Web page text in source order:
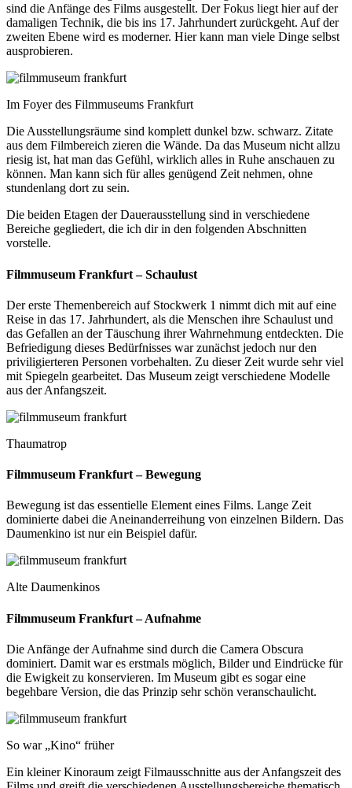
sind die Anfänge des Films ausgestellt. Der Fokus liegt hier auf der
damaligen Technik, die bis ins 17. Jahrhundert zurückgeht. Auf der
zweiten Ebene wird es moderner. Hier kann man viele Dinge selbst
ausprobieren.
Im Foyer des Filmmuseums Frankfurt
Die Ausstellungsräume sind komplett dunkel bzw. schwarz. Zitate
aus dem Filmbereich zieren die Wände. Da das Museum nicht allzu
riesig ist, hat man das Gefühl, wirklich alles in Ruhe anschauen zu
können. Man kann sich für alles genügend Zeit nehmen, ohne
stundenlang dort zu sein.
Die beiden Etagen der Dauerausstellung sind in verschiedene
Bereiche gegliedert, die ich dir in den folgenden Abschnitten
vorstelle.
Filmmuseum Frankfurt – Schaulust
Der erste Themenbereich auf Stockwerk 1 nimmt dich mit auf eine
Reise in das 17. Jahrhundert, als die Menschen ihre Schaulust und
das Gefallen an der Täuschung ihrer Wahrnehmung entdeckten. Die
Befriedigung dieses Bedürfnisses war zunächst jedoch nur den
priviligierteren Personen vorbehalten. Zu dieser Zeit wurde sehr viel
mit Spiegeln gearbeitet. Das Museum zeigt verschiedene Modelle
aus der Anfangszeit.
Thaumatrop
Filmmuseum Frankfurt – Bewegung
Bewegung ist das essentielle Element eines Films. Lange Zeit
dominierte dabei die Aneinanderreihung von einzelnen Bildern. Das
Daumenkino ist nur ein Beispiel dafür.
Alte Daumenkinos
Filmmuseum Frankfurt – Aufnahme
Die Anfänge der Aufnahme sind durch die Camera Obscura
dominiert. Damit war es erstmals möglich, Bilder und Eindrücke für
die Ewigkeit zu konservieren. Im Museum gibt es sogar eine
begehbare Version, die das Prinzip sehr schön veranschaulicht.
So war „Kino“ früher
Ein kleiner Kinoraum zeigt Filmausschnitte aus der Anfangszeit des